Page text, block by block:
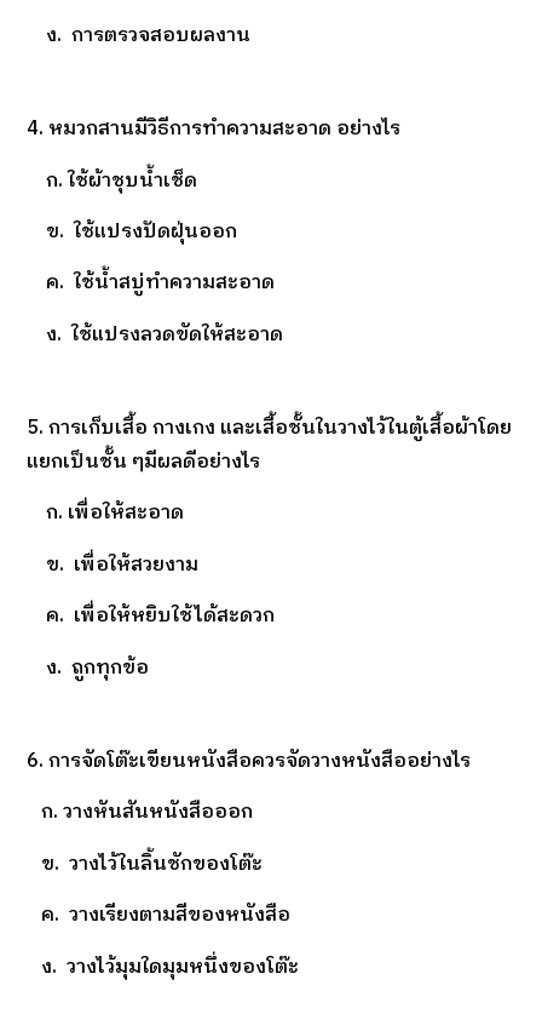
ง. การตรวจสอบผลงาน
4. หมวกสานมีวิธีการทำความสะอาด อย่างไร
ก. ใช้ผ้าชุบน้ำเช็ด
ข. ใช้แปรงปัดฝุ่นออก
ค. ใช้น้ำสบู่ทำความสะอาด
ง. ใช้แปรงลวดขัดให้สะอาด
5. การเก็บเสื้อ กางเกง และเสื้อชั้นในวางไว้ในตู้เสื้อผ้าโดย
แยกเป็นชั้น ๆมีผลดีอย่างไร
ก. เพื่อให้สะอาด
ข. เพื่อให้สวยงาม
ค. เพื่อให้หยิบใช้ได้สะดวก
ง. ถูกทุกข้อ
6. การจัดโต๊ะเขียนหนังสือควรจัดวางหนังสืออย่างไร
ก. วางหันสันหนังสือออก
ข. วางไว้ในลิ้นชักของโต๊ะ
ค. วางเรียงตามสีของหนังสือ
ง. วางไว้มุมใดมุมหนึ่งของโต๊ะ